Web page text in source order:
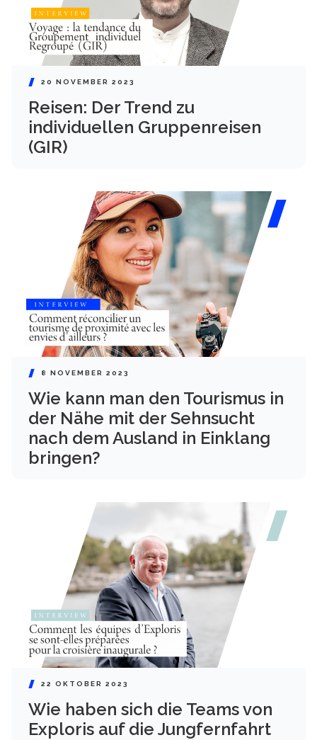
20 NOVEMBER 2023
Reisen: Der Trend zu
individuellen Gruppenreisen
(GIR)
8 NOVEMBER 2023
Wie kann man den Tourismus in
der Nähe mit der Sehnsucht
nach dem Ausland in Einklang
bringen?
22 OKTOBER 2023
Wie haben sich die Teams von
Exploris auf die Jungfernfahrt